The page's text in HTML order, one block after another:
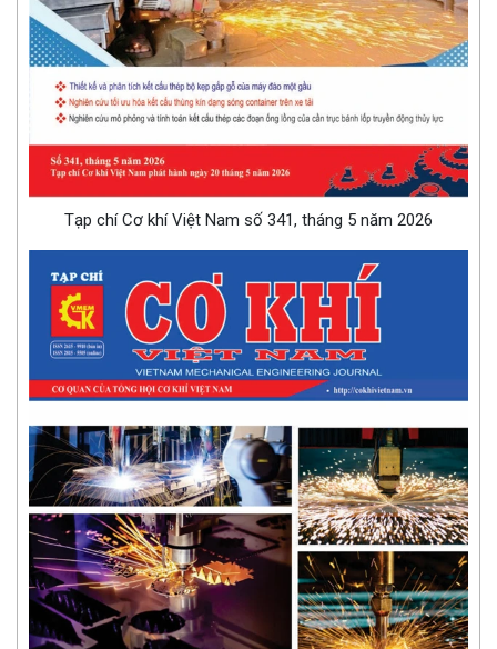
Tạp chí Cơ khí Việt Nam số 341, tháng 5 năm 2026